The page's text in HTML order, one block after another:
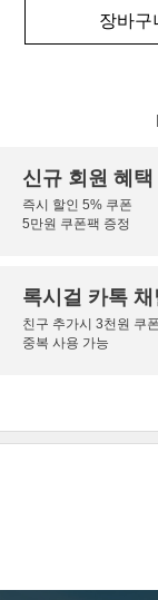
장바구
신규 회원 혜택
즉시 할인 5% 쿠폰
5만원 쿠폰팩 증정
록시걸 카톡 채
친구 추가시 3천원 쿠폰
중복 사용 가능